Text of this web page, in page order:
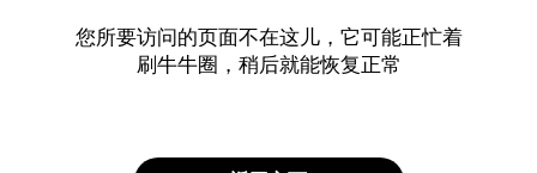
您所要访问的页面不在这儿，它可能正忙着
刷牛牛圈，稍后就能恢复正常